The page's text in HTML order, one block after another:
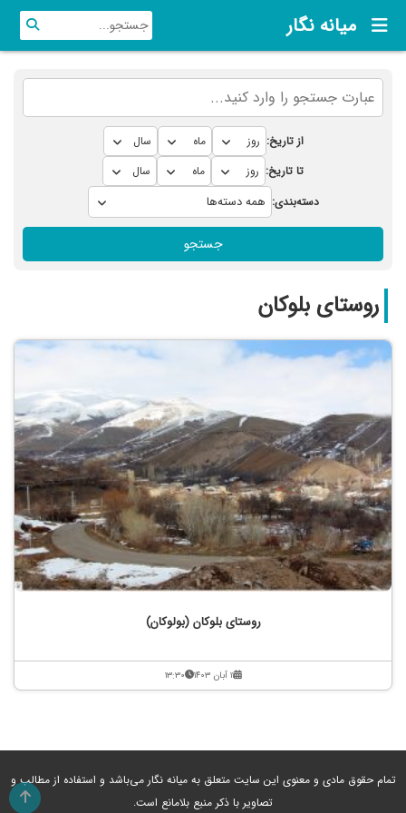
میانه نگار
از تاریخ:
تا تاریخ:
دسته‌بندی:
جستجو
روستای بلوکان
روستای بلوکان (بولوکان)
۱۱ آبان ۱۴۰۳ ۱۳:۳۰
تمام حقوق مادی و معنوی این سایت متعلق به میانه نگار می‌باشد و استفاده از مطالب و
تصاویر با ذکر منبع بلامانع است.